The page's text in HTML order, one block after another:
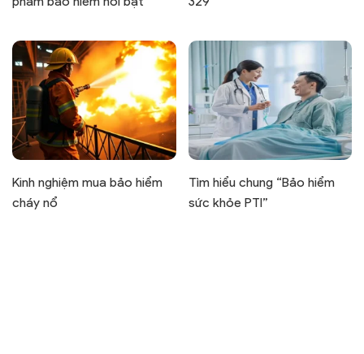
Kinh nghiệm mua bảo hiểm
cháy nổ
Tìm hiểu chung “Bảo hiểm
sức khỏe PTI”